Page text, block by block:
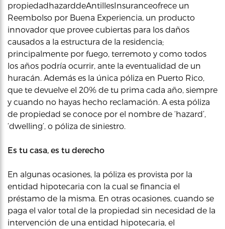
propiedadhazarddeAntillesInsuranceofrece un
Reembolso por Buena Experiencia, un producto
innovador que provee cubiertas para los daños
causados a la estructura de la residencia;
principalmente por fuego, terremoto y como todos
los años podría ocurrir, ante la eventualidad de un
huracán. Además es la única póliza en Puerto Rico,
que te devuelve el 20% de tu prima cada año, siempre
y cuando no hayas hecho reclamación. A esta póliza
de propiedad se conoce por el nombre de ‘hazard’,
‘dwelling’, o póliza de siniestro.
Es tu casa, es tu derecho
En algunas ocasiones, la póliza es provista por la
entidad hipotecaria con la cual se financia el
préstamo de la misma. En otras ocasiones, cuando se
paga el valor total de la propiedad sin necesidad de la
intervención de una entidad hipotecaria, el